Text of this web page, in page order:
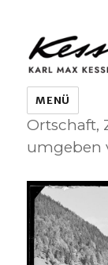
KARL
MENÜ
Ortschaft,
umgeben